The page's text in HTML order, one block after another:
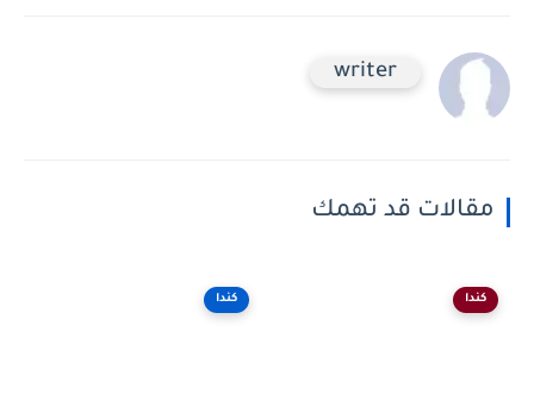
writer
مقالات قد تهمك
كندا كندا